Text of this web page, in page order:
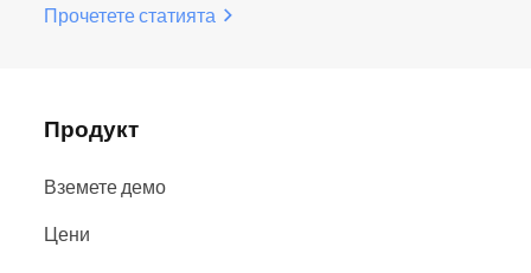
Прочетете статията
Продукт
Вземете демо
Цени